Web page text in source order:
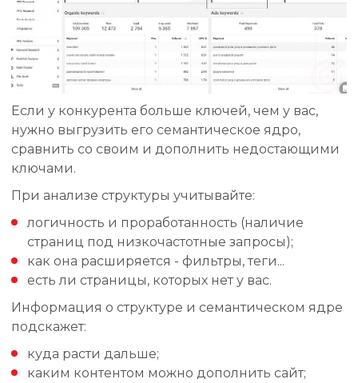
Если у конкурента больше ключей, чем у вас,
нужно выгрузить его семантическое ядро,
сравнить со своим и дополнить недостающими
ключами.
При анализе структуры учитывайте:
логичность и проработанность (наличие
страниц под низкочастотные запросы);
как она расширяется - фильтры, теги...
есть ли страницы, которых нет у вас.
Информация о структуре и семантическом ядре
подскажет:
куда расти дальше;
каким контентом можно дополнить сайт;